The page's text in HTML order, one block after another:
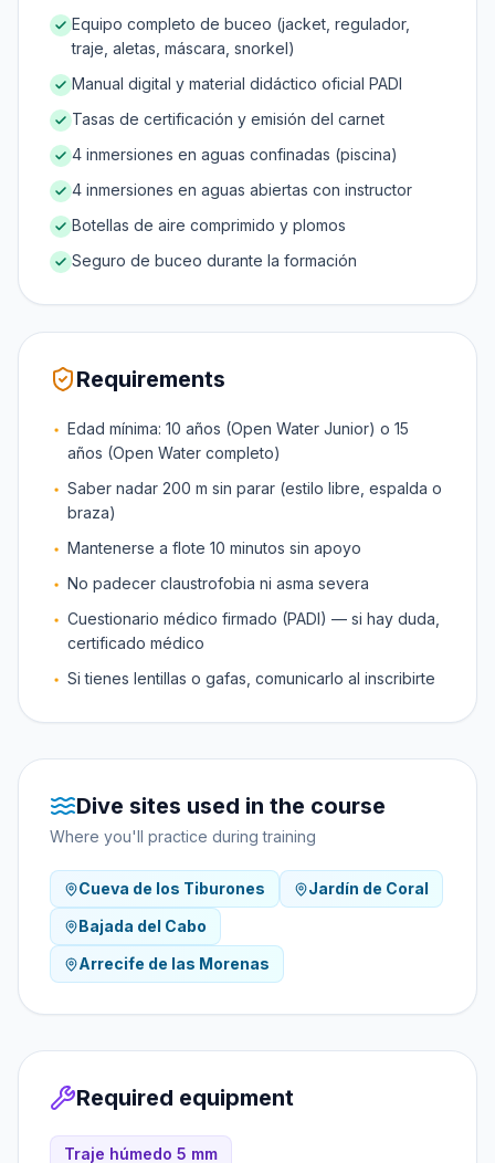
Equipo completo de buceo (jacket, regulador,
traje, aletas, máscara, snorkel)
Manual digital y material didáctico oficial PADI
Tasas de certificación y emisión del carnet
4 inmersiones en aguas confinadas (piscina)
4 inmersiones en aguas abiertas con instructor
Botellas de aire comprimido y plomos
Seguro de buceo durante la formación
Requirements
Edad mínima: 10 años (Open Water Junior) o 15
años (Open Water completo)
Saber nadar 200 m sin parar (estilo libre, espalda o
braza)
Mantenerse a flote 10 minutos sin apoyo
No padecer claustrofobia ni asma severa
Cuestionario médico firmado (PADI) — si hay duda,
certificado médico
Si tienes lentillas o gafas, comunicarlo al inscribirte
Dive sites used in the course
Where you'll practice during training
Cueva de los Tiburones
Jardín de Coral
Bajada del Cabo
Arrecife de las Morenas
Required equipment
Traje húmedo 5 mm